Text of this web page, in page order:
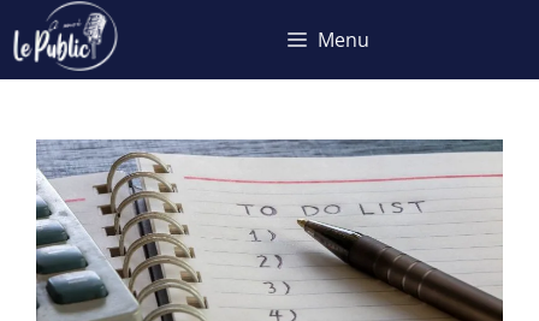
au
contenu
Menu